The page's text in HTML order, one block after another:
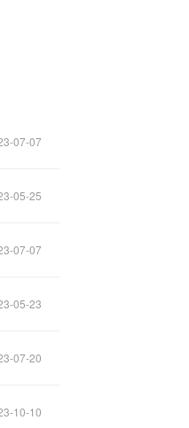
07-07
05-25
07-07
05-23
07-20
10-10